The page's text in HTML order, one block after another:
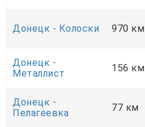
Донецк - Колоски 970 км
Донецк -
Металлист
156 км
Донецк -
Пелагеевка
77 км